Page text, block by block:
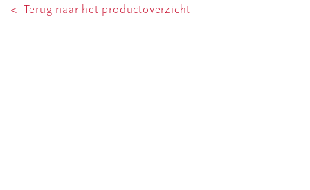
< Terug naar het productoverzicht